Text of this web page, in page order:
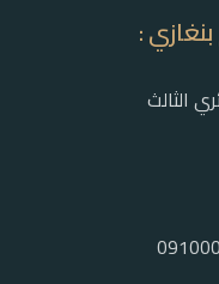
:
الثالث